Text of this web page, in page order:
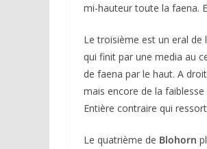
mi-hauteur toute la faena.
Le troisième est un eral de
qui finit par une media au
de faena par le haut. A
mais encore de la
Entière contraire qui
Le quatrième de Blohorn